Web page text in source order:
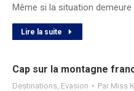
Même si la situation demeure
Lire la suite
Cap sur la montagne
Destinations, Evasion Par Miss K